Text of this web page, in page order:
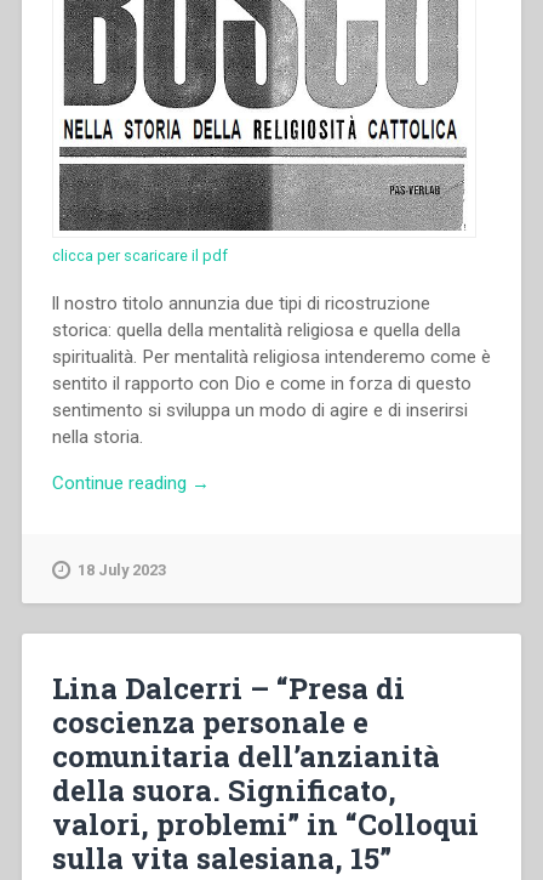
clicca per scaricare il pdf
ll nostro titolo annunzia due tipi di ricostruzione
storica: quella della mentalità religiosa e quella della
spiritualità. Per mentalità religiosa intenderemo come è
sentito il rapporto con Dio e come in forza di questo
sentimento si sviluppa un modo di agire e di inserirsi
nella storia.
Continue reading “Pietro
religiosità
cattolica.
Volume
Mentalità
religiosa
e
→
18 July 2023
Lina Dalcerri – “Presa di
coscienza personale e
comunitaria dell’anzianità
della suora. Significato,
valori, problemi” in “Colloqui
sulla vita salesiana, 15”